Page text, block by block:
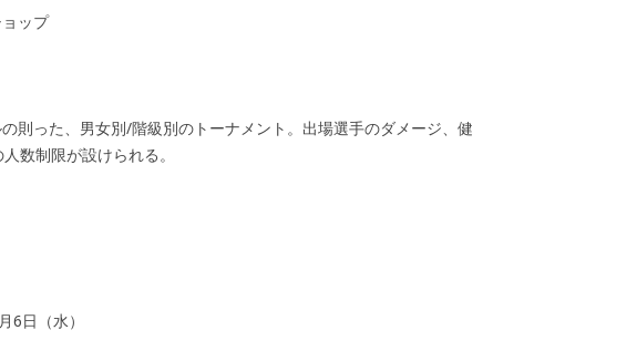
ップ
則った、男女別/階級別のトーナメント。出場選手のダメージ、健
人数制限が設けられる。
6日（水）